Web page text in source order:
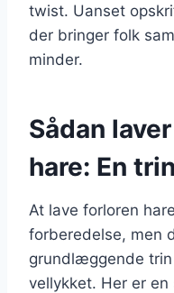
twist. Uanset
der bringer folk
minder.
Sådan
hare: En
At lave forloren
forberedelse, men
grundlæggende
vellykket. Her er